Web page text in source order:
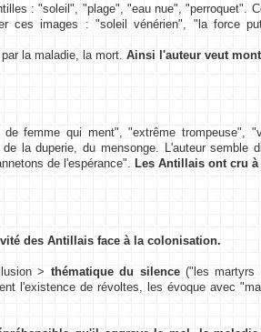
: "soleil", "plage", "eau nue", "perroquet".
ces images : "soleil vénérien", "la force
la maladie, la mort. Ainsi l'auteur veut
femme qui ment", "extrême trompeuse",
la duperie, du mensonge. L'auteur semble
de l'espérance". Les Antillais ont cru à
des Antillais face à la colonisation.
> thématique du silence("les martyrs
l'existence de révoltes, les évoque avec